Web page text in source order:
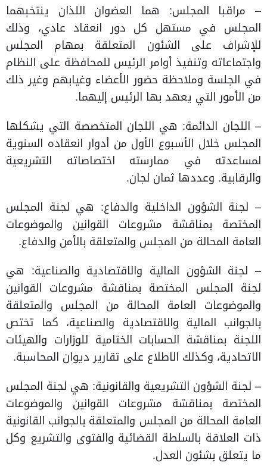
– مراقبا المجلس: هما العضوان اللذان ينتخبهما
المجلس في مستهل كل دور انعقاد عادي، وذلك
للإشراف على الشئون المتعلقة بمهام المجلس
واجتماعاته وتنفيذ أوامر الرئيس للمحافظة على النظام
في الجلسة وملاحظة حضور الأعضاء وغيابهم وغير ذلك
من الأمور التي يعهد بها الرئيس إليهما.
– اللجان الدائمة: هي اللجان المتخصصة التي يشكلها
المجلس خلال الأسبوع الأول من أدوار انعقاده السنوية
لمساعدته في ممارسته اختصاصاته التشريعية
والرقابية. وعددها ثمان لجان.
– لجنة الشؤون الداخلية والدفاع: هي لجنة المجلس
المختصة بمناقشة مشروعات القوانين والموضوعات
العامة المحالة من المجلس والمتعلقة بالأمن والدفاع.
– لجنة الشؤون المالية والاقتصادية والصناعية: هي
لجنة المجلس المختصة بمناقشة مشروعات القوانين
والموضوعات العامة المحالة من المجلس والمتعلقة
بالجوانب المالية والاقتصادية والصناعية، كما تختص
اللجنة بمناقشة الحسابات الختامية للوزارات والهيئات
الاتحادية، وكذلك الاطلاع على تقارير ديوان المحاسبة.
– لجنة الشؤون التشريعية والقانونية: هي لجنة المجلس
المختصة بمناقشة مشروعات القوانين والموضوعات
العامة المحالة من المجلس والمتعلقة بالجوانب القانونية
ذات العلاقة بالسلطة القضائية والفتوى والتشريع وكل
ما يتعلق بشئون العدل.